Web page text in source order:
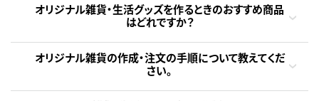
オリジナル雑貨・生活グッズを作るときのおすすめ商品
はどれですか？
オリジナル雑貨の作成・注文の手順について教えてくだ
さい。